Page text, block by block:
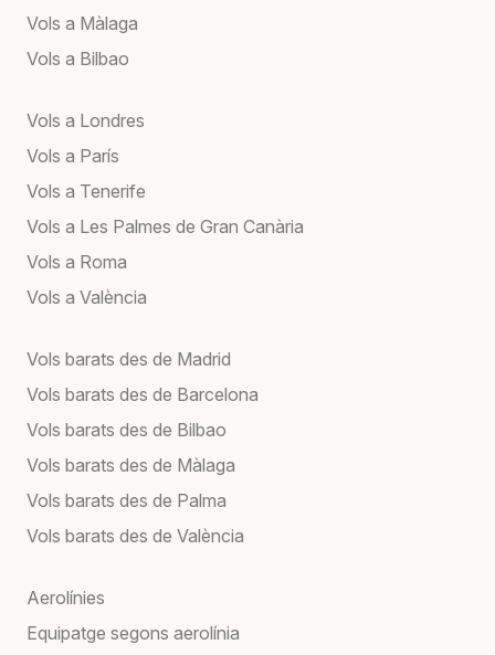
Vols a Màlaga
Vols a Bilbao
Vols a Londres
Vols a París
Vols a Tenerife
Vols a Les Palmes de Gran Canària
Vols a Roma
Vols a València
Vols barats des de Madrid
Vols barats des de Barcelona
Vols barats des de Bilbao
Vols barats des de Màlaga
Vols barats des de Palma
Vols barats des de València
Aerolínies
Equipatge segons aerolínia